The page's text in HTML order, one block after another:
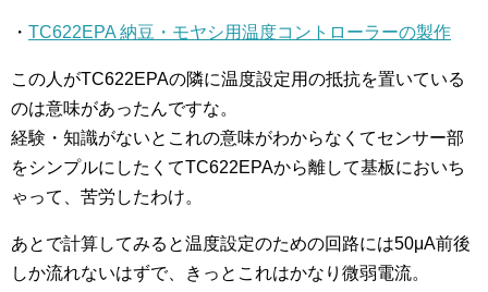
・ TC622EPA 納豆・モヤシ用温度コントローラーの製作
この人がTC622EPAの隣に温度設定用の抵抗を置いている
のは意味があったんですな。
経験・知識がないとこれの意味がわからなくてセンサー部
をシンプルにしたくてTC622EPAから離して基板においち
ゃって、苦労したわけ。
あとで計算してみると温度設定のための回路には50μA前後
しか流れないはずで、きっとこれはかなり微弱電流。